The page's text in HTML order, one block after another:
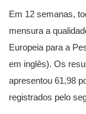
Em 12 semanas,
mensura a
Europeia para a
em inglês). Os
apresentou 61,98
registrados pelo